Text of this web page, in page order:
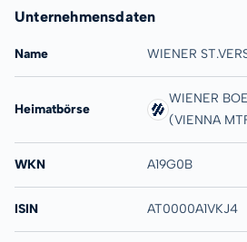
Unternehmensdaten
Name WIENER
Heimatbörse
WIENER
(VIENNA
WKN A19G0B
ISIN AT0000A1VKJ4